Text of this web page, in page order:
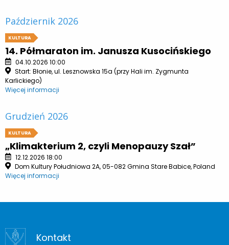
Październik 2026
KULTURA
14. Półmaraton im. Janusza Kusocińskiego
04.10.2026 10:00
Start: Błonie, ul. Lesznowska 15a (przy Hali im. Zygmunta
Karlickiego)
Więcej informacji
Grudzień 2026
KULTURA
„Klimakterium 2, czyli Menopauzy Szał”
12.12.2026 18:00
Dom Kultury Południowa 2A, 05-082 Gmina Stare Babice, Poland
Więcej informacji
Kontakt